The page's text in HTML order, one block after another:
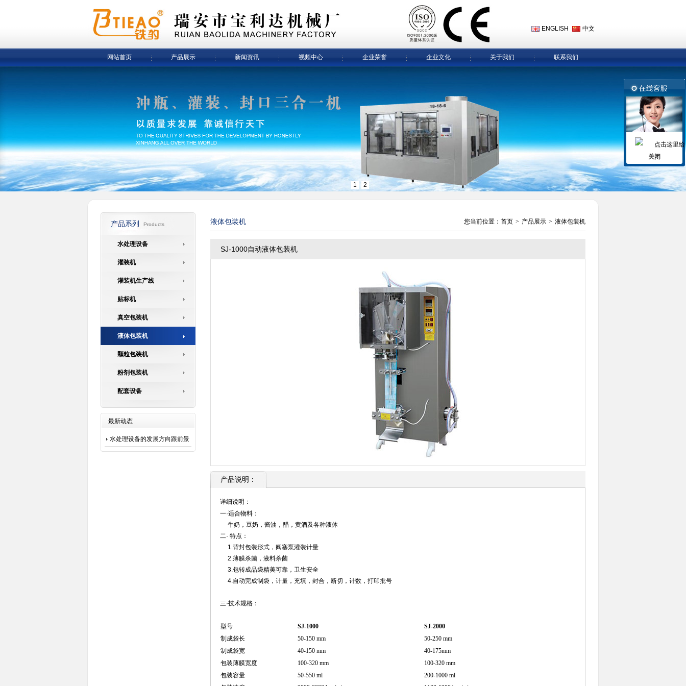
ENGLISH 中文
网站首页 产品展示 新闻资讯 视频中心 企业荣誉 企业文化 关于我们 联系我们
1 2
产品系列 Products
水处理设备
灌装机
灌装机生产线
贴标机
真空包装机
液体包装机
颗粒包装机
粉剂包装机
配套设备
最新动态
水处理设备的发展方向跟前景
液体包装机 您当前位置： 首页 > 产品展示 > 液体包装机
SJ-1000自动液体包装机
产品说明：
详细说明：
一·适合物料：
牛奶，豆奶，酱油，醋，黄酒及各种液体
二· 特点：
1.背封包装形式，阀塞泵灌装计量
2.薄膜杀菌，液料杀菌
3.包转成品袋精美可靠，卫生安全
4.自动完成制袋，计量，充填，封合，断切，计数，打印批号
三·技术规格：
型号 SJ-1000 SJ-2000
制成袋长
50-150 mm
50-250 mm
制成袋宽
40-150 mm
40-175mm
包装薄膜宽度
100-320 mm
100-320 mm
包装容量
50-550 ml
200-1000 ml
关闭